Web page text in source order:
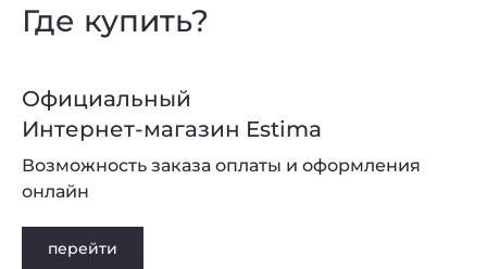
Где купить?
Официальный
Интернет-магазин Estima
перейти
Возможность заказа оплаты и оформления
онлайн